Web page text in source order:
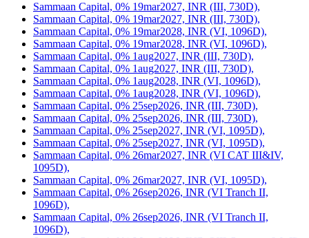
Sammaan Capital, 0% 19mar2027, INR (III, 730D),
Sammaan Capital, 0% 19mar2027, INR (III, 730D),
Sammaan Capital, 0% 19mar2028, INR (VI, 1096D),
Sammaan Capital, 0% 19mar2028, INR (VI, 1096D),
Sammaan Capital, 0% 1aug2027, INR (III, 730D),
Sammaan Capital, 0% 1aug2027, INR (III, 730D),
Sammaan Capital, 0% 1aug2028, INR (VI, 1096D),
Sammaan Capital, 0% 1aug2028, INR (VI, 1096D),
Sammaan Capital, 0% 25sep2026, INR (III, 730D),
Sammaan Capital, 0% 25sep2026, INR (III, 730D),
Sammaan Capital, 0% 25sep2027, INR (VI, 1095D),
Sammaan Capital, 0% 25sep2027, INR (VI, 1095D),
Sammaan Capital, 0% 26mar2027, INR (VI CAT III&IV,
1095D),
Sammaan Capital, 0% 26mar2027, INR (VI, 1095D),
Sammaan Capital, 0% 26sep2026, INR (VI Tranch II,
1096D),
Sammaan Capital, 0% 26sep2026, INR (VI Tranch II,
1096D),